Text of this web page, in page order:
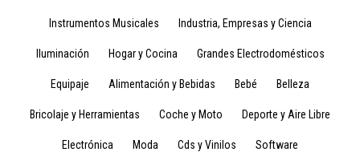
Instrumentos Musicales Industria, Empresas y Ciencia
Iluminación Hogar y Cocina Grandes Electrodomésticos
Equipaje Alimentación y Bebidas Bebé Belleza
Bricolaje y Herramientas Coche y Moto Deporte y Aire Libre
Electrónica Moda Cds y Vinilos Software